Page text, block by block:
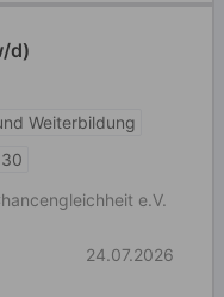
d)
Weiterbildung
e.V.
24.07.2026